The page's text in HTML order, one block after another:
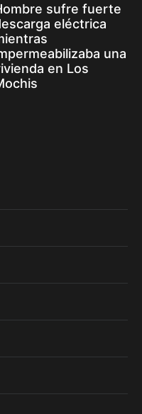
sufre fuerte
eléctrica
una
en Los